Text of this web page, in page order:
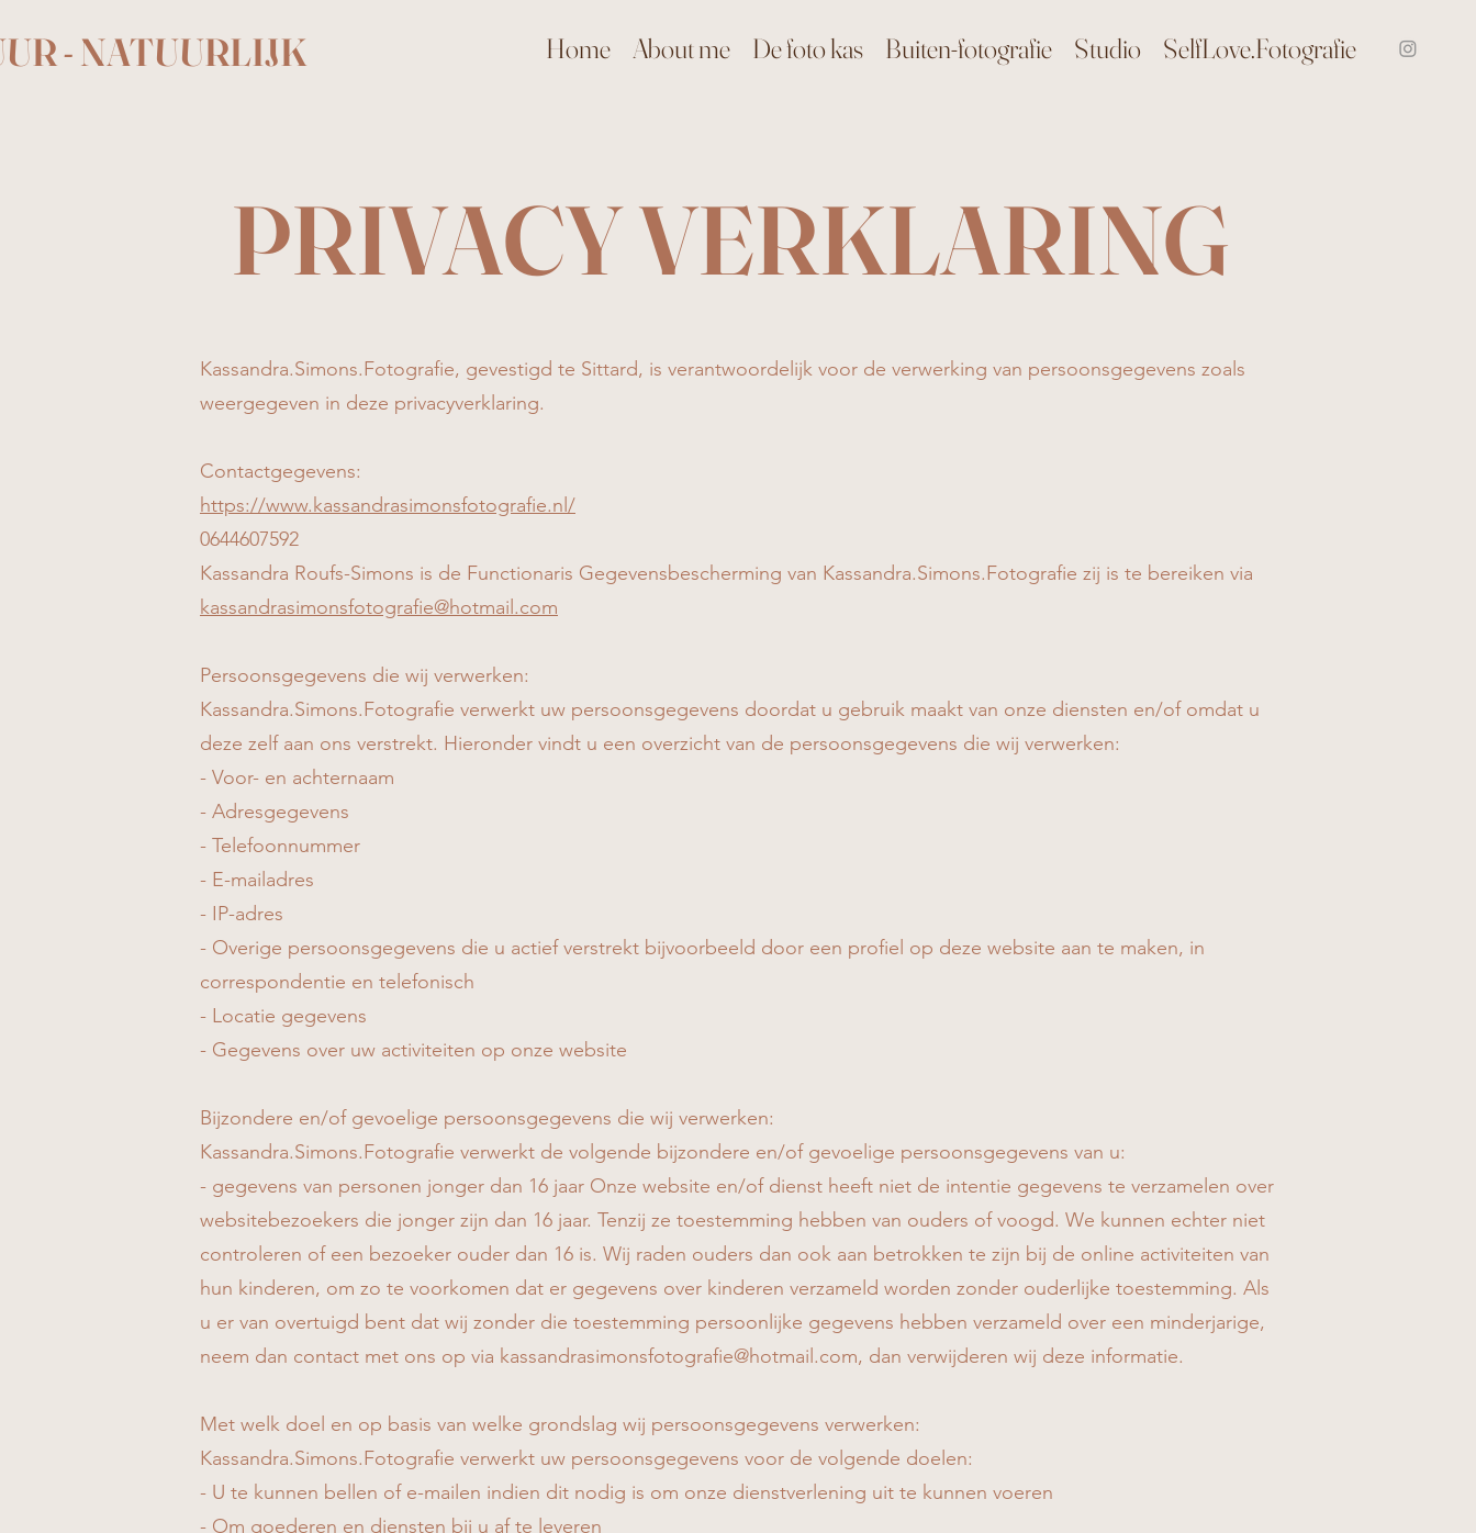
- NATUURLIJK Home About me De foto kas Buiten-fotografie Studio SelfLove.Fotografie
PRIVACY VERKLARING
Kassandra.Simons.Fotografie, gevestigd te Sittard, is verantwoordelijk voor de verwerking van persoonsgegevens zoals
weergegeven in deze privacyverklaring.
Contactgegevens:
https://www.kassandrasimonsfotografie.nl/
0644607592
Kassandra Roufs-Simons is de Functionaris Gegevensbescherming van Kassandra.Simons.Fotografie zij is te bereiken via
kassandrasimonsfotografie@hotmail.com
Persoonsgegevens die wij verwerken:
Kassandra.Simons.Fotografie verwerkt uw persoonsgegevens doordat u gebruik maakt van onze diensten en/of omdat u
deze zelf aan ons verstrekt. Hieronder vindt u een overzicht van de persoonsgegevens die wij verwerken:
- Voor- en achternaam
- Adresgegevens
- Telefoonnummer
- E-mailadres
- IP-adres
- Overige persoonsgegevens die u actief verstrekt bijvoorbeeld door een profiel op deze website aan te maken, in
correspondentie en telefonisch
- Locatie gegevens
- Gegevens over uw activiteiten op onze website
Bijzondere en/of gevoelige persoonsgegevens die wij verwerken:
Kassandra.Simons.Fotografie verwerkt de volgende bijzondere en/of gevoelige persoonsgegevens van u:
- gegevens van personen jonger dan 16 jaar Onze website en/of dienst heeft niet de intentie gegevens te verzamelen over
websitebezoekers die jonger zijn dan 16 jaar. Tenzij ze toestemming hebben van ouders of voogd. We kunnen echter niet
controleren of een bezoeker ouder dan 16 is. Wij raden ouders dan ook aan betrokken te zijn bij de online activiteiten van
hun kinderen, om zo te voorkomen dat er gegevens over kinderen verzameld worden zonder ouderlijke toestemming. Als
u er van overtuigd bent dat wij zonder die toestemming persoonlijke gegevens hebben verzameld over een minderjarige,
neem dan contact met ons op via kassandrasimonsfotografie@hotmail.com, dan verwijderen wij deze informatie.
Met welk doel en op basis van welke grondslag wij persoonsgegevens verwerken:
Kassandra.Simons.Fotografie verwerkt uw persoonsgegevens voor de volgende doelen:
- U te kunnen bellen of e-mailen indien dit nodig is om onze dienstverlening uit te kunnen voeren
- Om goederen en diensten bij u af te leveren